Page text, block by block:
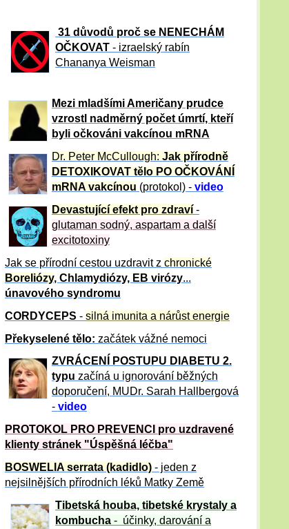
31 důvod ů proč se NENECHÁM
OČKOVAT - izraelský rabín
Chananya Weisman
Mezi mladšími Američany prudce
vzrostl nadměrný počet úmrtí, kteří
byli očkováni vakcínou mRNA
Dr. Peter McCullough: Jak přírodně
DETOXIKOVAT tělo PO OČKOVÁNÍ
mRNA vakcínou (protokol) - video
Devastující efekt pro zdraví-
glutaman sodný, aspartam a další
excitotoxiny
Jak se přírodní cestou uzdravit z chronické
Boreliózy, Chlamydiózy, EB virózy...
únavového syndromu
CORDYCEPS - silná imunita a nárůst energie
Překyselené tělo: začátek vážné nemoci
ZVRÁCE NÍ POSTUPU DIABETU 2.
typu začíná u ignorování běžných
doporučení, MUDr. Sarah Hallbergová
- video
PROTOKOL PRO PREVENCI pro uzdravené
klienty stránek "Úspěšná léčba"
BOSWELIA serrata (kadidlo) - jeden z
nejsilnějších přírodních léků Matky Země
Tibetská houba, tibetské krystaly a
kombucha - účinky, darování a